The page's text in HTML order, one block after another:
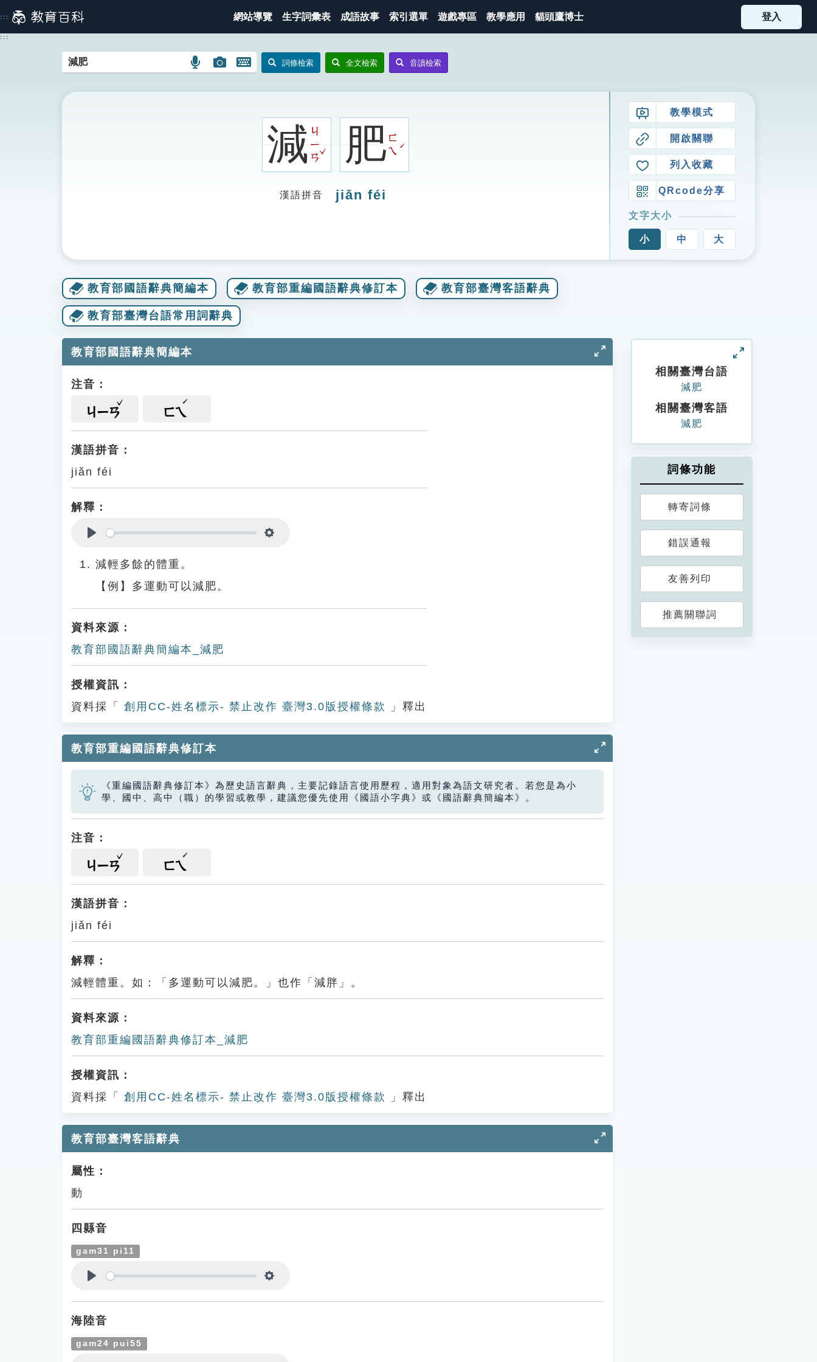
到
主
::: 網站導覽 生字詞彙表 成語故事 索引選單 遊戲專區 教學應用 貓頭鷹博士 登入
:::
語
搜
圖
搜
開
鍵
詞條檢索 全文檢索 音讀檢索
減ㄐ
ㄧ
ㄢ
ˇ 肥ㄈ
ㄟ
ˊ
漢語拼音 jiǎn féi
教學模式
開啟關聯
列入收藏
QRcode分享
文字大小
小 中 大
教育部國語辭典簡編本 教育部重編國語辭典修訂本 教育部臺灣客語辭典
教育部臺灣台語常用詞辭典
教育部國語辭典簡編本
注音：
ㄐㄧㄢ ㄈㄟ
漢語拼音：
jiǎn féi
解釋：
減輕多餘的體重。
【例】多運動可以減肥。
資料來源：
教育部國語辭典簡編本_減肥
授權資訊：
資料採「
創用CC-姓名標示- 禁止改作 臺灣3.0版授權條款 」釋出
教育部重編國語辭典修訂本
《重編國語辭典修訂本》為歷史語言辭典，主要記錄語言使用歷程，適用對象為語文研究者。若您是為小
學、國中、高中（職）的學習或教學，建議您優先使用《國語小字典》或《國語辭典簡編本》。
注音：
ㄐㄧㄢ ㄈㄟ
漢語拼音：
jiǎn féi
解釋：
減輕體重。如：「多運動可以減肥。」也作「減胖」。
資料來源：
教育部重編國語辭典修訂本_減肥
授權資訊：
資料採「
創用CC-姓名標示- 禁止改作 臺灣3.0版授權條款 」釋出
教育部臺灣客語辭典
屬性：
動
四縣音
gam31 pi11
海陸音
gam24 pui55
相關臺灣台語
減肥
相關臺灣客語
減肥
詞條功能
轉寄詞條
錯誤通報
友善列印
推薦關聯詞